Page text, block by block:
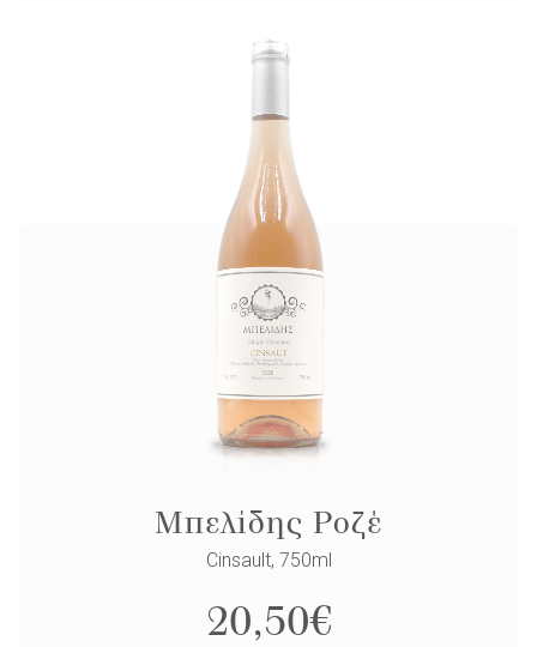
Μπελίδης Ροζέ
Cinsault, 750ml
20,50€